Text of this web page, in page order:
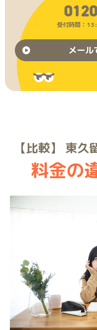
受付時間：
メール
【比較】 東
料金の